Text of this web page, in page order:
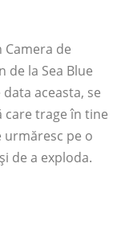
de
de la Sea Blue
aceasta, se
trage în tine
pe o
de a exploda.